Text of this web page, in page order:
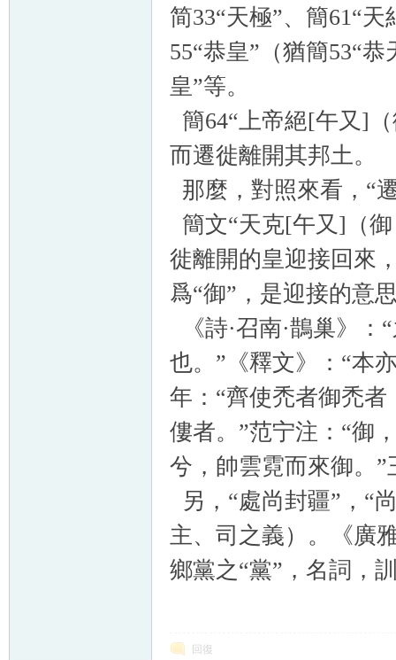
简33“天極”、簡61“
55“恭皇”（猶簡53“
皇”等。
簡64“上帝絕[午又]
而遷徙離開其邦土。
那麼，對照來看，“
簡文“天克[午又]（
徙離開的皇迎接回來
爲“御”，是迎接的意
《詩·召南·鵲巢》
也。”《釋文》：“本
年：“齊使禿者御禿
僂者。”范宁注：“御
兮，帥雲霓而來御。
另，“處尚封疆”，“
主、司之義）。《廣
鄉黨之“黨”，名詞，
回復